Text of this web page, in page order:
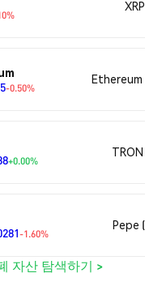
-0.50%
Ethereum
+0.00%
-1.60%
Pepe
자산 탐색하기 >